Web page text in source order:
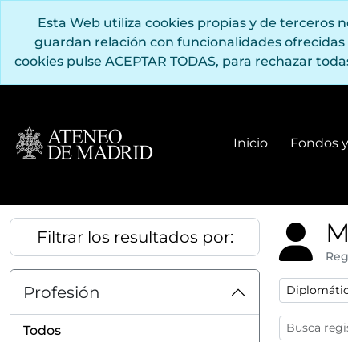
Esta Web utiliza cookies propias y de terceros
guardan relación con funcionalidades
cookies pulse ACEPTAR TODAS, para rechazar
Inicio Fondos
Filtrar los resultados por:
Profesión
Todos
Remove